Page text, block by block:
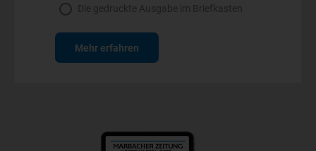
Die gedruckte Ausgabe im Briefkasten
Mehr erfahren